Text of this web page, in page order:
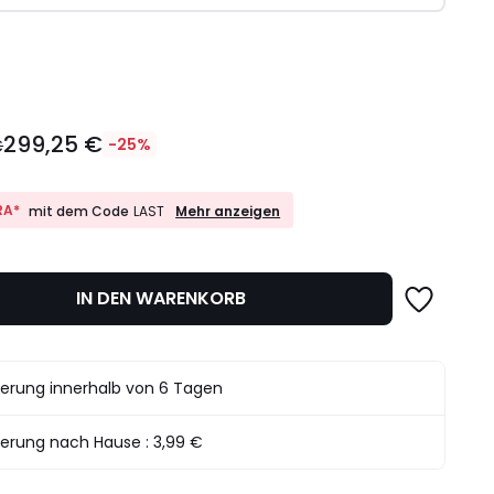
299,25 € -25%
mit dem Code LAST
10%
LAST
Mehr anzeigen
IN DEN WARENKORB
innerhalb von 6 Tagen
nach Hause :3,99 €